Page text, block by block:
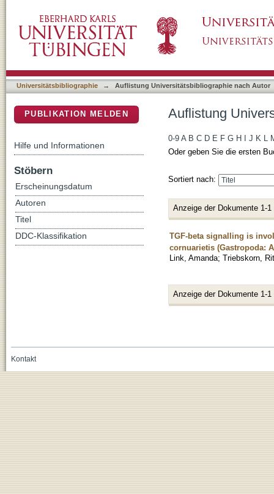
Universitätsbibliographie → Auflistung Universitätsbibliographie nach Autor
Auflistung
0-9 A B C D E F G H J K L
Oder geben Sie die ersten
Sortiert nach:
Anzeige der Dokumente 1-1
TGF-beta signalling is
cornuarietis (Gastropoda:
Link, Amanda; Triebskorn,
Anzeige der Dokumente 1-1
PUBLIKATION MELDEN
Hilfe und Informationen
Stöbern
Erscheinungsdatum
Autoren
Titel
DDC-Klassifikation
Kontakt